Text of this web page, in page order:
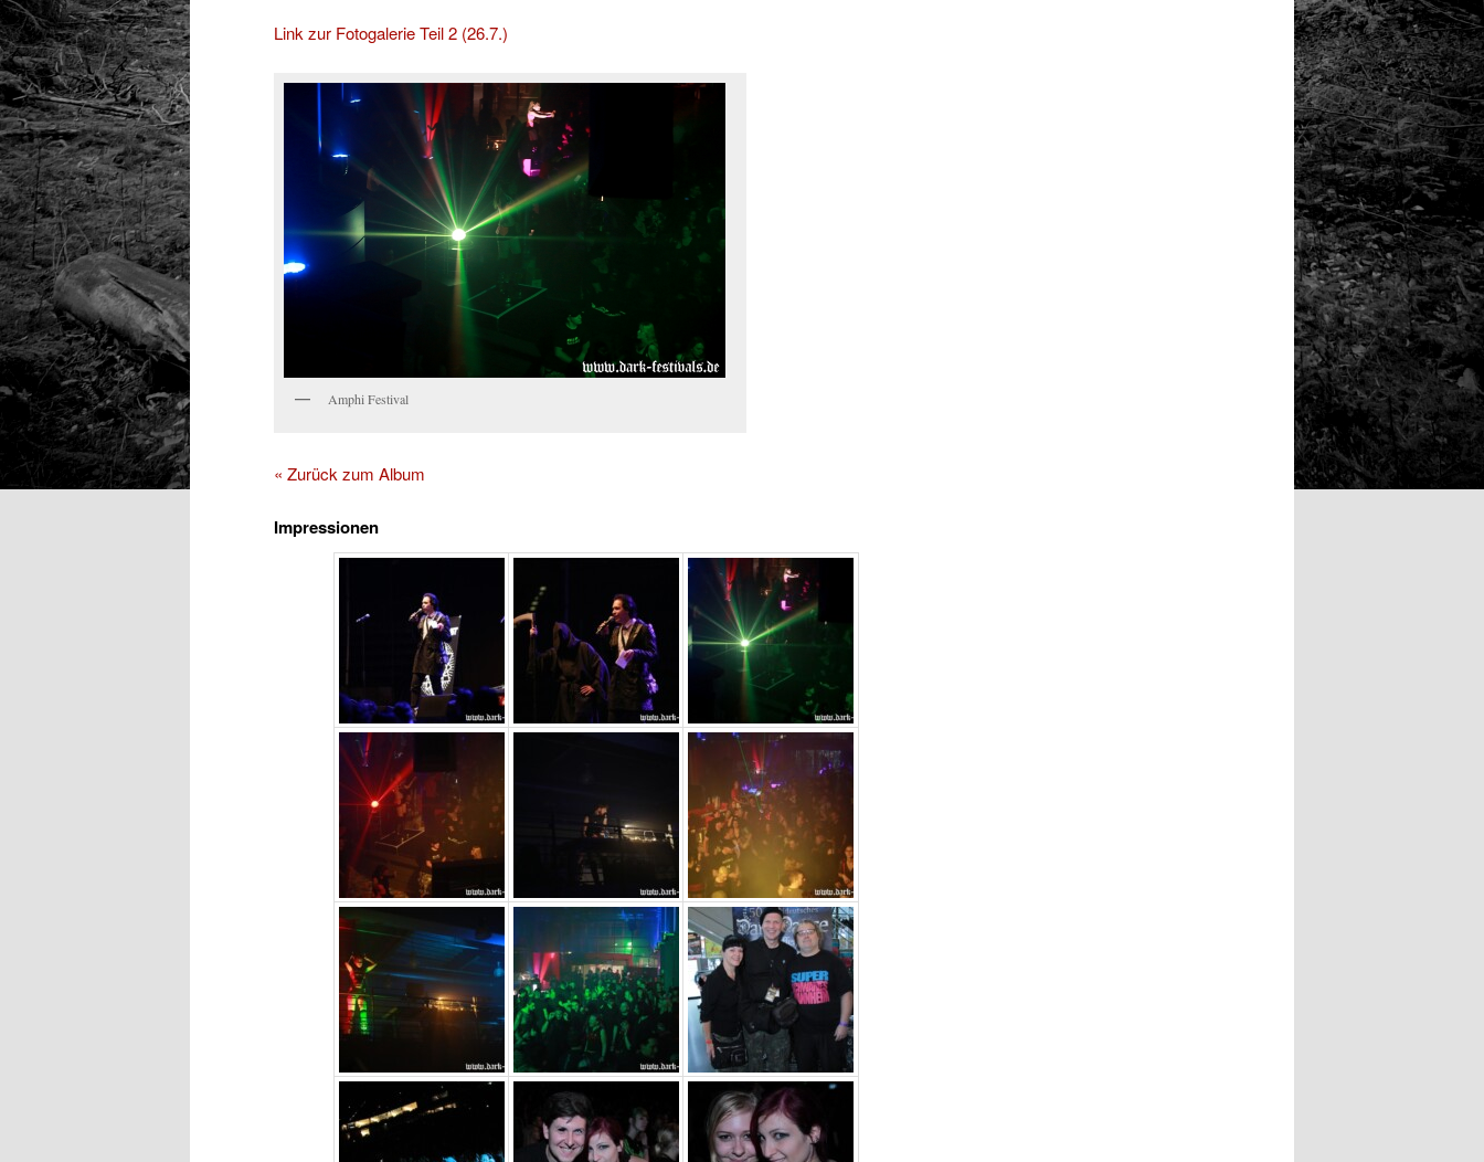
Link zur Fotogalerie Teil 2 (26.7.)
Amphi Festival
« Zurück zum Album
Impressionen